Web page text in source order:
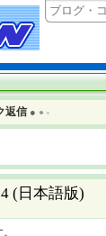
返信 ● ● ●
(日本語版)